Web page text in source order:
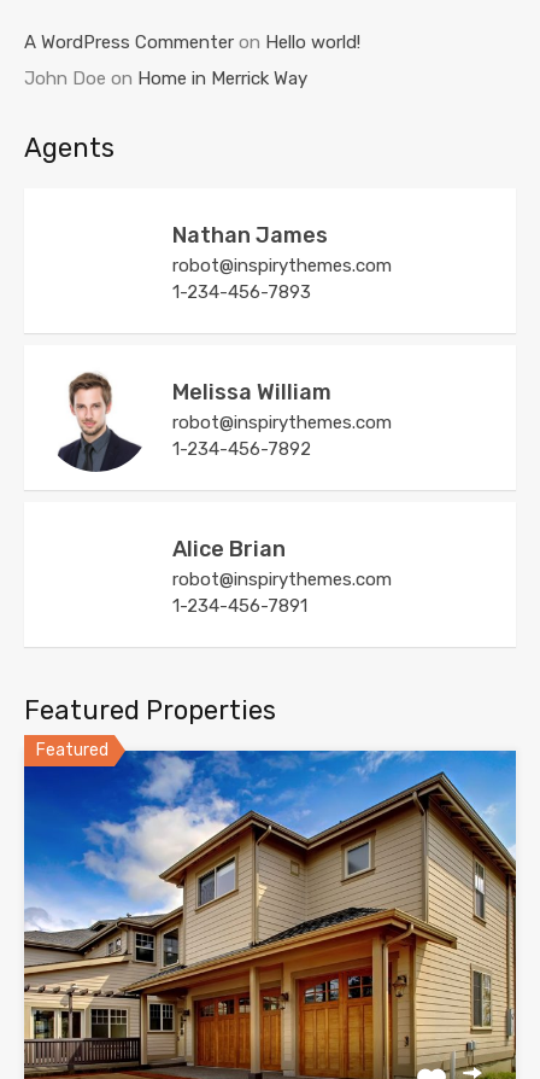
A WordPress Commenter on Hello world!
John Doe on Home in Merrick Way
Agents
Nathan James
robot@inspirythemes.com
1-234-456-7893
Melissa William
robot@inspirythemes.com
1-234-456-7892
Alice Brian
robot@inspirythemes.com
1-234-456-7891
Featured Properties
Featured